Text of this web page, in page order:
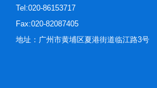
Tel:020-86153717
Fax:020-82087405
地址：广州市黄埔区夏港街道临江路3号